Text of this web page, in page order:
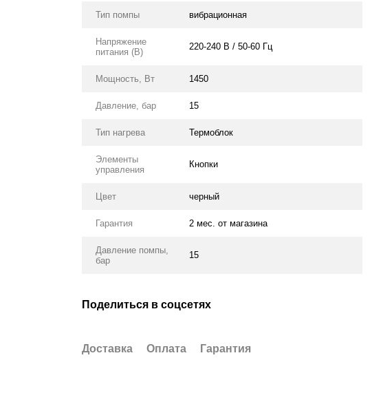
Тип помпы вибрационная
Напряжение
питания (В)
220-240 В / 50-60 Гц
Мощность, Вт 1450
Давление, бар 15
Тип нагрева Термоблок
Элементы
управления
Кнопки
Цвет черный
Гарантия 2 мес. от магазина
Давление помпы,
бар
15
Поделиться в соцсетях
Доставка Оплата Гарантия